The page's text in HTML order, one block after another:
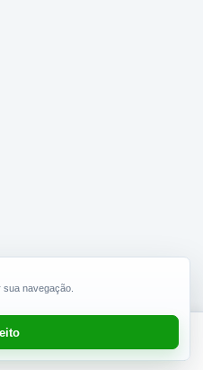
Adicionar R$ 16.90
navegação.